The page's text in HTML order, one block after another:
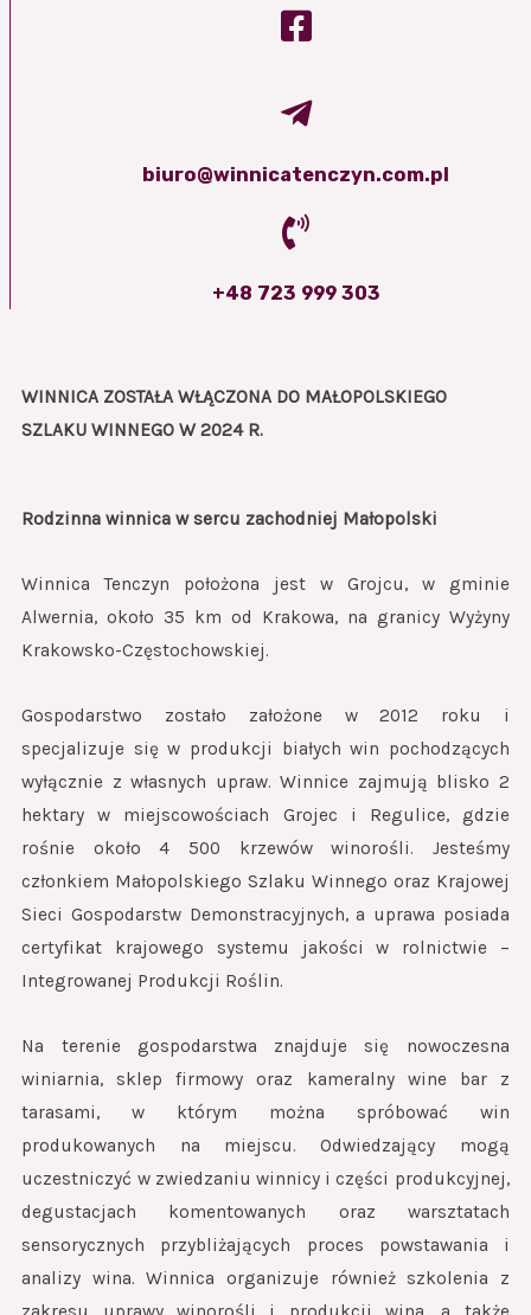
biuro@winnicatenczyn.com.pl
+48 723 999 303
WINNICA ZOSTAŁA WŁĄCZONA DO MAŁOPOLSKIEGO
SZLAKU WINNEGO W 2024 R.
Rodzinna winnica w sercu zachodniej Małopolski
Winnica Tenczyn położona jest w Grojcu, w gminie
Alwernia, około 35 km od Krakowa, na granicy Wyżyny
Krakowsko-Częstochowskiej.
Gospodarstwo zostało założone w 2012 roku i
specjalizuje się w produkcji białych win pochodzących
wyłącznie z własnych upraw. Winnice zajmują blisko 2
hektary w miejscowościach Grojec i Regulice, gdzie
rośnie około 4 500 krzewów winorośli. Jesteśmy
członkiem Małopolskiego Szlaku Winnego oraz Krajowej
Sieci Gospodarstw Demonstracyjnych, a uprawa posiada
certyfikat krajowego systemu jakości w rolnictwie –
Integrowanej Produkcji Roślin.
Na terenie gospodarstwa znajduje się nowoczesna
winiarnia, sklep firmowy oraz kameralny wine bar z
tarasami, w którym można spróbować win
produkowanych na miejscu. Odwiedzający mogą
uczestniczyć w zwiedzaniu winnicy i części produkcyjnej,
degustacjach komentowanych oraz warsztatach
sensorycznych przybliżających proces powstawania i
analizy wina. Winnica organizuje również szkolenia z